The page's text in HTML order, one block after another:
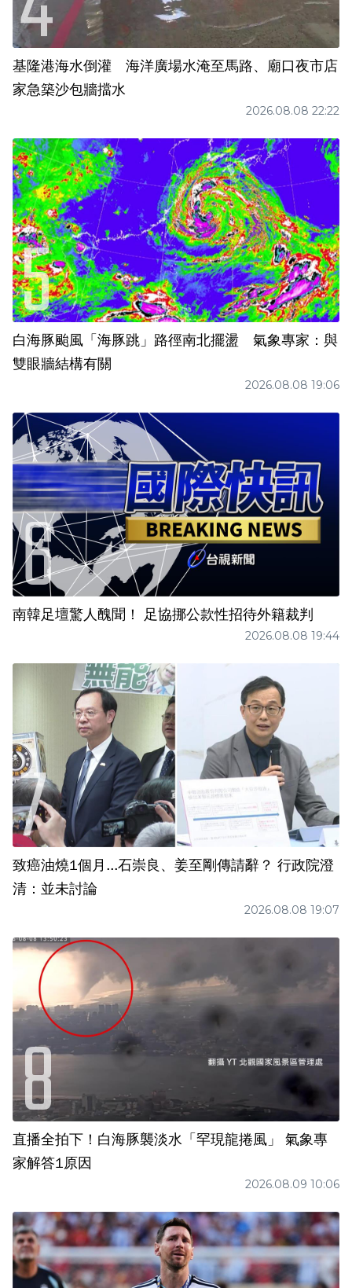
基隆港海水倒灌 海洋廣場水淹至馬路、廟口夜市店
家急築沙包牆擋水
2026.08.08 22:22
白海豚颱風「海豚跳」路徑南北擺盪 氣象專家：與
雙眼牆結構有關
2026.08.08 19:06
南韓足壇驚人醜聞！ 足協挪公款性招待外籍裁判
2026.08.08 19:44
致癌油燒1個月...石崇良、姜至剛傳請辭？ 行政院澄
清：並未討論
2026.08.08 19:07
直播全拍下！白海豚襲淡水「罕現龍捲風」 氣象專
家解答1原因
2026.08.09 10:06